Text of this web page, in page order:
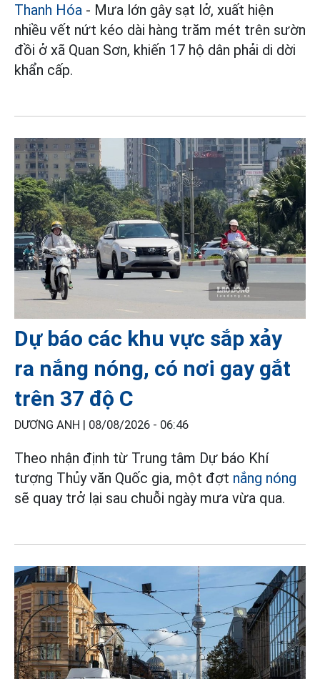
Thanh Hóa - Mưa lớn gây sạt lở, xuất hiện
nhiều vết nứt kéo dài hàng trăm mét trên sườn
đồi ở xã Quan Sơn, khiến 17 hộ dân phải di dời
khẩn cấp.
Dự báo các khu vực sắp xảy
ra nắng nóng, có nơi gay gắt
trên 37 độ C
DƯƠNG ANH | 08/08/2026 - 06:46
Theo nhận định từ Trung tâm Dự báo Khí
tượng Thủy văn Quốc gia, một đợt nắng nóng
sẽ quay trở lại sau chuỗi ngày mưa vừa qua.